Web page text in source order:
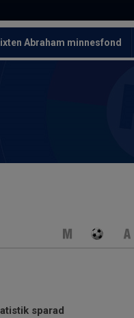
Abraham minnesfond
sparad